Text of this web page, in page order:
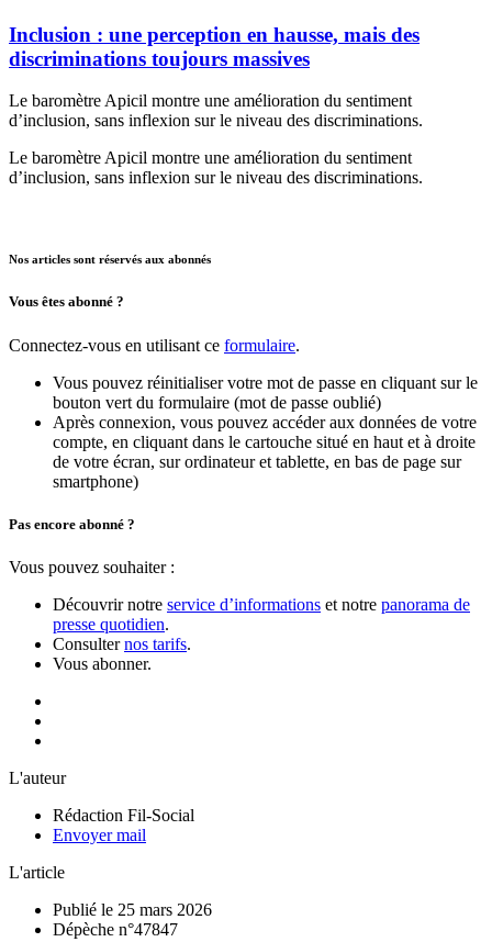
Inclusion : une perception en hausse, mais des
discriminations toujours massives
Le baromètre Apicil montre une amélioration du sentiment
d’inclusion, sans inflexion sur le niveau des discriminations.
Le baromètre Apicil montre une amélioration du sentiment
d’inclusion, sans inflexion sur le niveau des discriminations.
Nos articles sont réservés aux abonnés
Vous êtes abonné ?
Connectez-vous en utilisant ce formulaire.
Vous pouvez réinitialiser votre mot de passe en cliquant sur le
bouton vert du formulaire (mot de passe oublié)
Après connexion, vous pouvez accéder aux données de votre
compte, en cliquant dans le cartouche situé en haut et à droite
de votre écran, sur ordinateur et tablette, en bas de page sur
smartphone)
Pas encore abonné ?
Vous pouvez souhaiter :
Découvrir notre service d’informations et notre panorama de
presse quotidien.
Consulternos tarifs.
Vous abonner.
L'auteur
Rédaction Fil-Social
Envoyer mail
L'article
Publié le 25 mars 2026
Dépèche n°47847